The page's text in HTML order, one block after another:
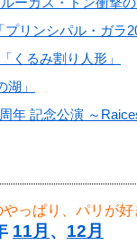
リンシパル・ガラ
くるみ割り人形」
」
年 記念公演 ～
やっぱり、パリが好
11月 、 12月